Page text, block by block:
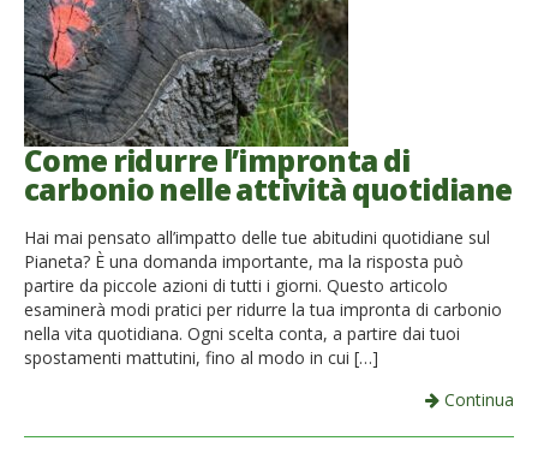
Come ridurre l’impronta di
carbonio nelle attività quotidiane
Hai mai pensato all’impatto delle tue abitudini quotidiane sul
Pianeta? È una domanda importante, ma la risposta può
partire da piccole azioni di tutti i giorni. Questo articolo
esaminerà modi pratici per ridurre la tua impronta di carbonio
nella vita quotidiana. Ogni scelta conta, a partire dai tuoi
spostamenti mattutini, fino al modo in cui […]
Continua